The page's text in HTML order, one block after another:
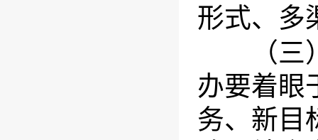
形式、多
（三）
办要着眼
务、新目